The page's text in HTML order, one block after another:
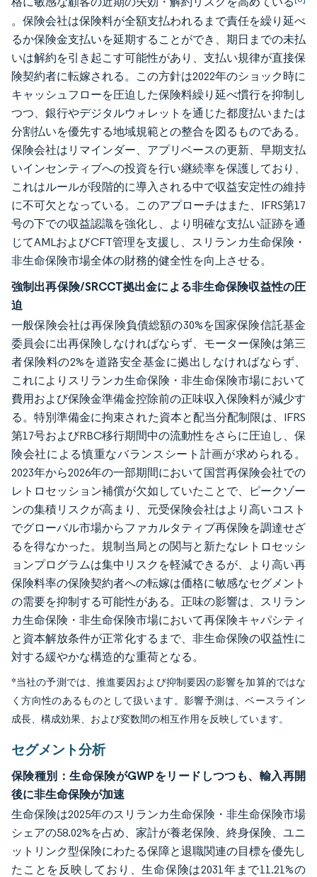
。保険会社は保険料が全額支払われるまで責任を繰り延べ
るか保険金支払いを延期することができ、期日までの未払
いは解約を引き起こす可能性があり、支払い規律が直接保
険契約者に転嫁される。この方針は2022年のショック時に
キャッシュフローを圧迫した保険料繰り延べ慣行を抑制し
つつ、銀行やデジタルウォレットを通じた都度払いまたは
分割払いを優先する地域規範との整合を図るものである。
保険会社はリマインダー、アプリベースの更新、早期支払
いインセンティブへの投資を行い継続率を保護しており、
これはルールが段階的に導入される中で収益安定性の維持
に不可欠となっている。このアプローチはまた、IFRS第17
号の下での収益認識を強化し、より明確な支払い証跡を通
じてAMLおよびCFT管理を支援し、スリランカ生命保険・
非生命保険市場全体の財務的健全性を向上させる。
強制出再保険/SRCCT拠出金による非生命保険収益性の圧
迫
一般保険会社は再保険負債総額の30%を国家保険信託基金
委員会に出再保険しなければならず、モーター保険は第三
者保険料の2%を道路安全基金に拠出しなければならず、
これによりスリランカ生命保険・非生命保険市場において
費用および保険金準備金控除前の正味収入保険料が減少す
る。特別準備金に拘束された資本と配当分配制限は、IFRS
第17号およびRBC移行期間中の流動性をさらに圧迫し、保
険会社による慎重なバランスシート計画が求められる。
2023年から2026年の一部期間において国営再保険会社での
レトロセッション補償が欠如していたことで、ピークゾー
ンの集積リスクが高まり、元受保険会社はより高いコスト
でグローバル市場からファカルタティブ再保険を調達せざ
るを得なかった。規制当局との関与と新たなレトロセッシ
ョンプログラムは集中リスクを軽減できるが、より高い再
保険料率の保険契約者への転嫁は価格に敏感なセグメント
の需要を抑制する可能性がある。正味の影響は、スリラン
カ生命保険・非生命保険市場において再保険キャパシティ
と資本解放条件が正常化するまで、非生命保険の収益性に
対する緩やかな構造的な重荷となる。
*当社の予測では、推進要因および抑制要因の影響を加算的ではな
く方向性のあるものとして扱います。影響予測は、ベースライン
成長、構成効果、および変数間の相互作用を反映しています。
セグメント分析
保険種別：生命保険がGWPをリードしつつも、輸入再開
後に非生命保険が加速
生命保険は2025年のスリランカ生命保険・非生命保険市場
シェアの58.02%を占め、家計が養老保険、終身保険、ユニ
ットリンク型保険にわたる保障と退職関連の目標を優先し
たことを反映しており、生命保険は2031年まで11.21%の